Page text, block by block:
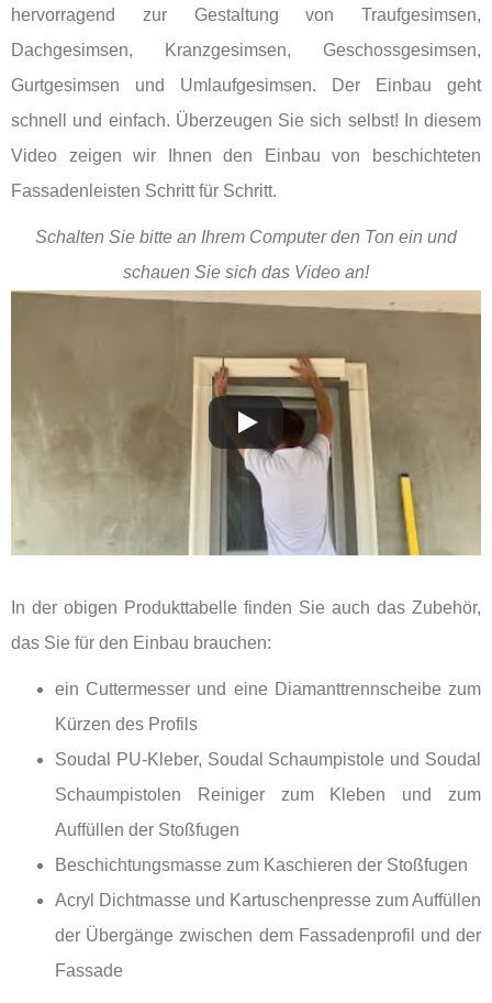
hervorragend zur Gestaltung von Traufgesimsen,
Dachgesimsen, Kranzgesimsen, Geschossgesimsen,
Gurtgesimsen und Umlaufgesimsen. Der Einbau geht
schnell und einfach. Überzeugen Sie sich selbst! In diesem
Video zeigen wir Ihnen den Einbau von beschichteten
Fassadenleisten Schritt für Schritt.
Schalten Sie bitte an Ihrem Computer den Ton ein und
schauen Sie sich das Video an!
In der obigen Produkttabelle finden Sie auch das Zubehör,
das Sie für den Einbau brauchen:
ein Cuttermesser und eine Diamanttrennscheibe zum
Kürzen des Profils
Soudal PU-Kleber, Soudal Schaumpistole und Soudal
Schaumpistolen Reiniger zum Kleben und zum
Auffüllen der Stoßfugen
Beschichtungsmasse zum Kaschieren der Stoßfugen
Acryl Dichtmasse und Kartuschenpresse zum Auffüllen
der Übergänge zwischen dem Fassadenprofil und der
Fassade